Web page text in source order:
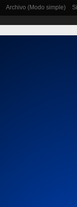
Archivo (Modo simple)